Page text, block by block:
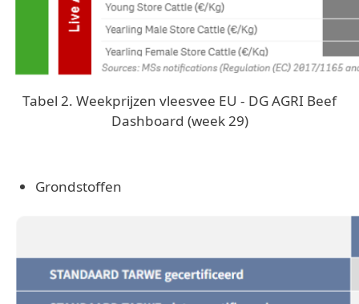
Tabel 2. Weekprijzen vleesvee EU - DG AGRI Beef
Dashboard (week 29)
Grondstoffen